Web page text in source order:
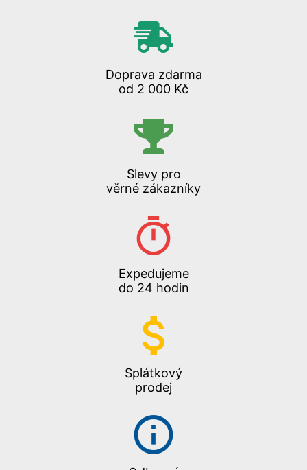
Doprava zdarma
od 2 000 Kč
Slevy pro
věrné zákazníky
Expedujeme
do 24 hodin
Splátkový
prodej